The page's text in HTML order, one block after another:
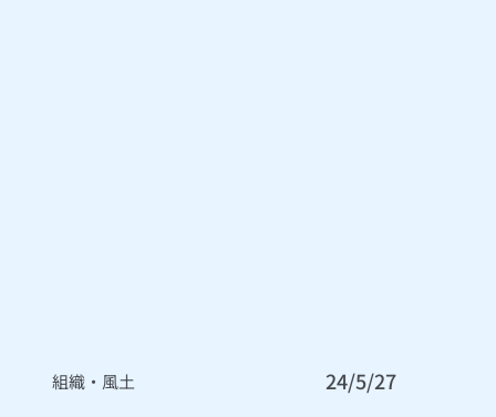
組織・風土 24/5/27